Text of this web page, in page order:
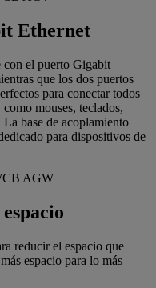
Ethernet
con el puerto Gigabit
que los dos puertos
para conectar todos
mouses, teclados,
base de acoplamiento
para dispositivos de
reducir el espacio que
espacio para lo más